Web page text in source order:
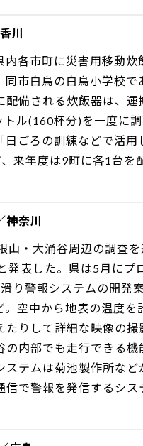
川
各市町に災害用移動炊
市白鳥の白鳥小学校で
備される炊飯器は、運
ル(160杯分)を一度に
ごろの訓練などで活用
来年度は9町に各1台を
神奈川
・大涌谷周辺の調査
表した。県は5月にプ
り警報システムの開発
空中から地表の温度を
りして詳細な映像の撮
内部でも走行できる機
テムは菊池製作所な
で警報を発信するシス